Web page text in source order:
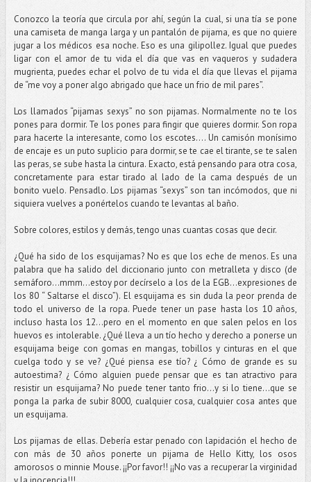
Conozco la teoría que circula por ahí, según la cual, si una tía se pone
una camiseta de manga larga y un pantalón de pijama, es que no quiere
jugar a los médicos esa noche. Eso es una gilipollez. Igual que puedes
ligar con el amor de tu vida el día que vas en vaqueros y sudadera
mugrienta, puedes echar el polvo de tu vida el día que llevas el pijama
de “me voy a poner algo abrigado que hace un frio de mil pares”.
Los llamados “pijamas sexys” no son pijamas. Normalmente no te los
pones para dormir. Te los pones para fingir que quieres dormir. Son ropa
para hacerte la interesante, como los escotes…. Un camisón monísimo
de encaje es un puto suplicio para dormir, se te cae el tirante, se te salen
las peras, se sube hasta la cintura. Exacto, está pensando para otra cosa,
concretamente para estar tirado al lado de la cama después de un
bonito vuelo. Pensadlo. Los pijamas “sexys” son tan incómodos, que ni
siquiera vuelves a ponértelos cuando te levantas al baño.
Sobre colores, estilos y demás, tengo unas cuantas cosas que decir.
¿Qué ha sido de los esquijamas? No es que los eche de menos. Es una
palabra que ha salido del diccionario junto con metralleta y disco (de
semáforo...mmm...estoy por decírselo a los de la EGB...expresiones de
los 80 “ Saltarse el disco”). El esquijama es sin duda la peor prenda de
todo el universo de la ropa. Puede tener un pase hasta los 10 años,
incluso hasta los 12...pero en el momento en que salen pelos en los
huevos es intolerable. ¿Qué lleva a un tío hecho y derecho a ponerse un
esquijama beige con gomas en mangas, tobillos y cinturas en el que
cuelga todo y se ve? ¿Qué piensa ese tío? ¿ Cómo de grande es su
autoestima? ¿ Cómo alguien puede pensar que es tan atractivo para
resistir un esquijama? No puede tener tanto frio...y si lo tiene...que se
ponga la parka de subir 8000, cualquier cosa, cualquier cosa antes que
un esquijama.
Los pijamas de ellas. Debería estar penado con lapidación el hecho de
con más de 30 años ponerte un pijama de Hello Kitty, los osos
amorosos o minnie Mouse. ¡¡Por favor!! ¡¡No vas a recuperar la virginidad